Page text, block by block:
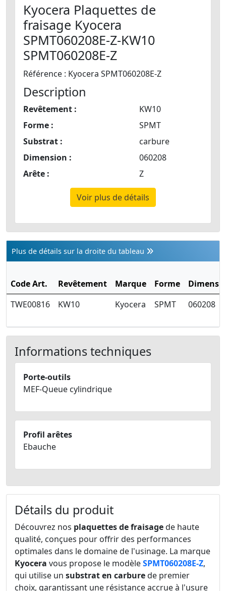
Kyocera Plaquettes de
fraisage Kyocera
SPMT060208E-Z-KW10
SPMT060208E-Z
Référence : Kyocera SPMT060208E-Z
Description
Revêtement :
KW10
Forme :
SPMT
Substrat :
carbure
Dimension :
060208
Arête :
Z
Voir plus de détails
Plus de détails sur la droite du tableau
Code Art. Revêtement Marque Forme
TWE00816
KW10 Kyocera SPMT 060208
Informations techniques
Porte-outils
MEF-Queue cylindrique
Profil arêtes
Ebauche
Détails du produit
Découvrez nos plaquettes de fraisagede haute
qualité, conçues pour offrir des performances
optimales dans le domaine de l'usinage. La marque
Kyocera vous propose le modèleSPMT060208E-Z,
qui utilise un substrat en carburede premier
choix, garantissant une résistance accrue à l'usure